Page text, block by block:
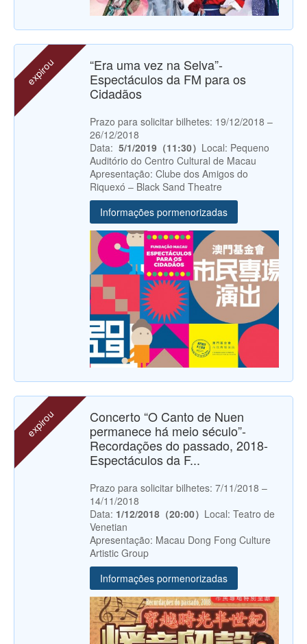
expirou
“Era uma vez na Selva”-
Espectáculos da FM para os
Cidadãos
Prazo para solicitar bilhetes: 19/12/2018 –
26/12/2018
Data: 5/1/2019（11:30） Local: Pequeno
Auditório do Centro Cultural de Macau
Apresentação: Clube dos Amigos do
Riquexó – Black Sand Theatre
Informações pormenorizadas
expirou
Concerto “O Canto de Nuen
permanece há meio século”-
Recordações do passado, 2018-
Espectáculos da F...
Prazo para solicitar bilhetes: 7/11/2018 –
14/11/2018
Data: 1/12/2018（20:00） Local: Teatro de
Venetian
Apresentação: Macau Dong Fong Culture
Artistic Group
Informações pormenorizadas